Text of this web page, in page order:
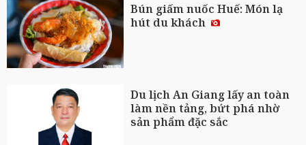
Bún giấm nuốc Huế: Món lạ
hút du khách
Du lịch An Giang lấy an toàn
làm nền tảng, bứt phá nhờ
sản phẩm đặc sắc